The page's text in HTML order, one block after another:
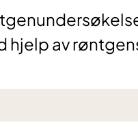
hjelp av